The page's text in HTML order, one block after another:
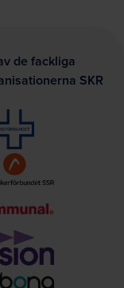
de fackliga
SKR